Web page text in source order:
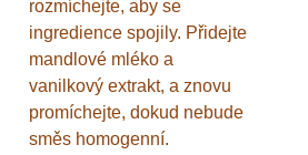
rozmíchejte, aby se
ingredience spojily. Přidejte
mandlové mléko a
vanilkový extrakt, a znovu
promíchejte, dokud nebude
směs homogenní.